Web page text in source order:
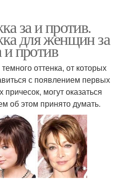
за и против.
для женщин за
и против
оттенка, от которых
с появлением первых
могут оказаться
об этом принято думать.